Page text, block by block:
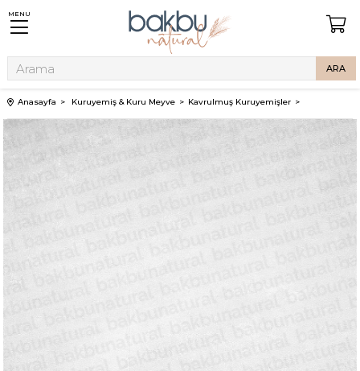
MENU
Anasayfa Kuruyemiş & Kuru Meyve Kavrulmuş Kuruyemişler